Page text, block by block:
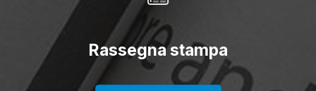
Rassegna stampa